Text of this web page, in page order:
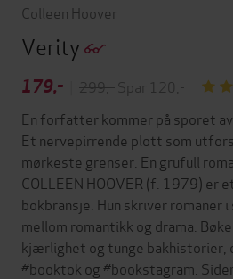
Colleen Hoover
Verity
179,- 299,- Spar 120,-
En forfatter kommer på sporet
Et nervepirrende plott som
mørkeste grenser. En grufull
COLLEEN HOOVER (f. 1979) er
bokbransje. Hun skriver
mellom romantikk og drama.
kjærlighet og tunge bakhistorier,
#booktok og #bookstagram.